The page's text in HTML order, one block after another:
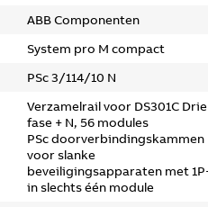
ABB Componenten
System pro M compact
PSc 3/114/10 N
Verzamelrail voor DS301C Drie
fase + N, 56 modules
PSc doorverbindingskammen
voor slanke
beveiligingsapparaten met
in slechts één module